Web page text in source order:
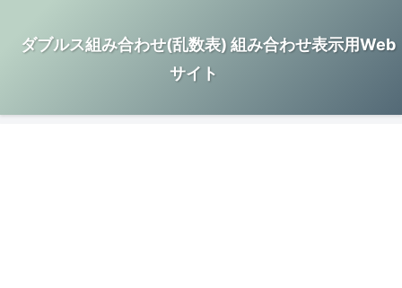
ダブルス組み合わせ(乱数表) 組み合わせ表示用Web
サイト